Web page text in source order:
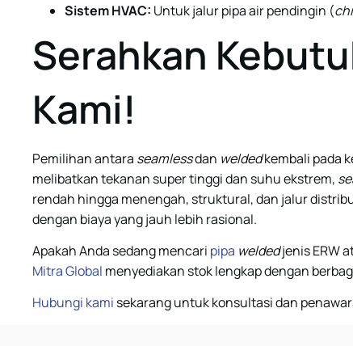
Sistem HVAC: Untuk jalur pipa air pendingin (
Serahkan
Kami!
Pemilihan antara seamlessdan weldedkembali pada
melibatkan tekanan super tinggi dan suhu ekstrem,
rendah hingga menengah, struktural, dan jalur
dengan biaya yang jauh lebih rasional.
Apakah Anda sedang mencari pipa weldedjenis ERW
Mitra Global menyediakan stok lengkap dengan
Hubungi kami sekarang untuk konsultasi dan